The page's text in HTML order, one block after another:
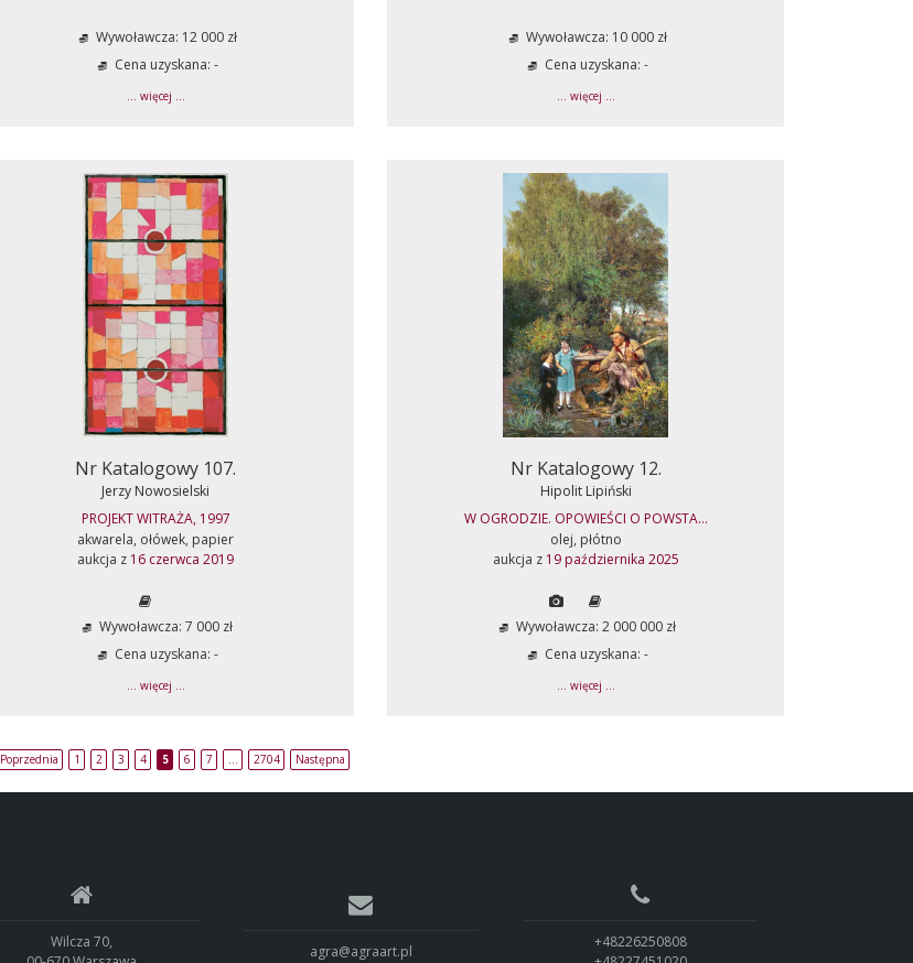
Wywoławcza: 12 000 zł
Cena uzyskana: -
... więcej ...
Wywoławcza: 10 000 zł
Cena uzyskana: -
... więcej ...
Nr Katalogowy 107.
Jerzy Nowosielski
PROJEKT WITRAŻA, 1997
akwarela, ołówek, papier
aukcja z 16 czerwca 2019
Wywoławcza: 7 000 zł
Cena uzyskana: -
... więcej ...
Nr Katalogowy 12.
Hipolit Lipiński
W OGRODZIE. OPOWIEŚCI O POWSTA...
olej, płótno
aukcja z 19 października 2025
Wywoławcza: 2 000 000 zł
Cena uzyskana: -
... więcej ...
Poprzednia 1 2 3 4 5 6 7 … 2704 Następna
Wilcza 70,
agra@agraart.pl
+48226250808